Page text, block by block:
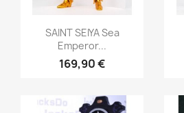
Aperçu rapide
SAINT SEIYA Sea
Emperor...
169,90 €